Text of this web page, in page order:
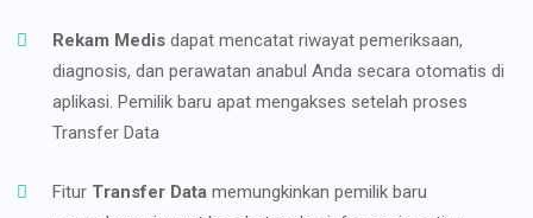
Rekam Medis dapat mencatat riwayat pemeriksaan,
diagnosis, dan perawatan anabul Anda secara otomatis di
aplikasi. Pemilik baru apat mengakses setelah proses
Transfer Data
Fitur Transfer Data memungkinkan pemilik baru